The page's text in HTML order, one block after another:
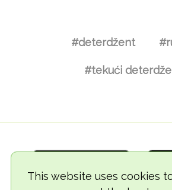
This website uses cookies
#deterdžent
#tekući